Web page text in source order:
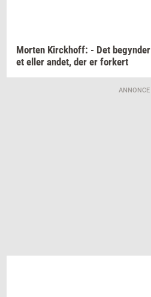
Mor­ten Kirck­hoff: - Det be­gyn­der
et eller andet, der er for­kert
ANNONCE